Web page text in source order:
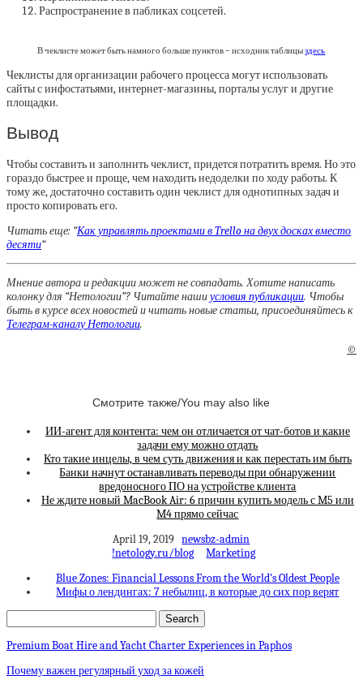
Распространение в пабликах соцсетей.
В чеклисте может быть намного больше пунктов – исходник таблицыздесь
Чеклисты для организации рабочего процесса могут использовать
сайты с инфостатьями, интернет-магазины, порталы услуг и другие
площадки.
Вывод
Чтобы составить и заполнить чеклист, придется потратить время. Но это
гораздо быстрее и проще, чем находить недоделки по ходу работы. К
тому же, достаточно составить один чеклист для однотипных задач и
просто копировать его.
Читать еще: “Как управлять проектами в Trello на двух досках вместо
десяти“
Мнение автора и редакции может не совпадать. Хотите написать
колонку для “Нетологии”? Читайте нашиусловия публикации. Чтобы
быть в курсе всех новостей и читать новые статьи, присоединяйтесь к
Телеграм-каналу Нетологии.
©
Смотрите также/You may also like
ИИ-агент для контента: чем он отличается от чат-ботов и какие
задачи ему можно отдать
Кто такие инцелы, в чем суть движения и как перестать им быть
Банки начнут останавливать переводы при обнаружении
вредоносного ПО на устройстве клиента
Не ждите новый MacBook Air: 6 причин купить модель с M5 или
M4 прямо сейчас
April 19, 2019newsbz-admin
!netology.ru/blog
Marketing
Blue Zones: Financial Lessons From the World’s Oldest People
Мифы о лендингах: 7 небылиц, в которые до сих пор верят
Premium Boat Hire and Yacht Charter Experiences in Paphos
Почему важен регулярный уход за кожей